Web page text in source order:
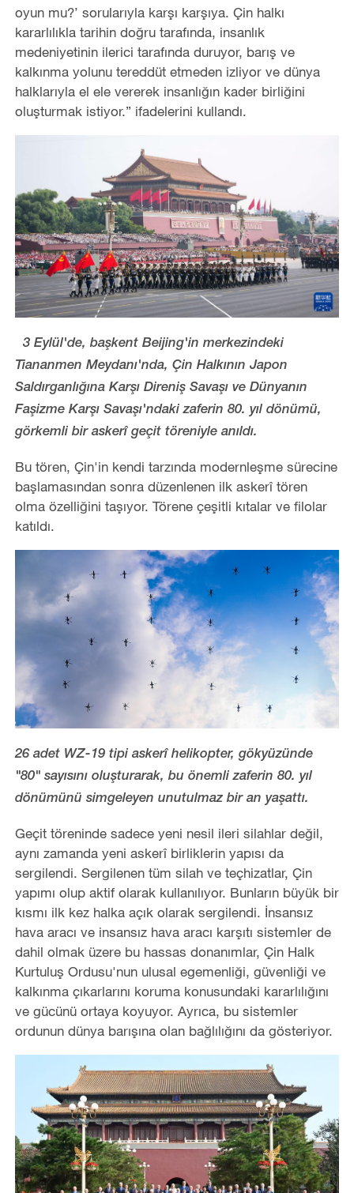
oyun mu?’ sorularıyla karşı karşıya. Çin halkı
kararlılıkla tarihin doğru tarafında, insanlık
medeniyetinin ilerici tarafında duruyor, barış ve
kalkınma yolunu tereddüt etmeden izliyor ve dünya
halklarıyla el ele vererek insanlığın kader birliğini
oluşturmak istiyor.” ifadelerini kullandı.
3 Eylül'de, başkent Beijing'in merkezindeki
Tiananmen Meydanı'nda, Çin Halkının Japon
Saldırganlığına Karşı Direniş Savaşı ve Dünyanın
Faşizme Karşı Savaşı'ndaki zaferin 80. yıl dönümü,
görkemli bir askerî geçit töreniyle anıldı.
Bu tören, Çin'in kendi tarzında modernleşme sürecine
başlamasından sonra düzenlenen ilk askerî tören
olma özelliğini taşıyor. Törene çeşitli kıtalar ve filolar
katıldı.
26 adet WZ-19 tipi askerî helikopter, gökyüzünde
"80" sayısını oluşturarak, bu önemli zaferin 80. yıl
dönümünü simgeleyen unutulmaz bir an yaşattı.
Geçit töreninde sadece yeni nesil ileri silahlar değil,
aynı zamanda yeni askerî birliklerin yapısı da
sergilendi. Sergilenen tüm silah ve teçhizatlar, Çin
yapımı olup aktif olarak kullanılıyor. Bunların büyük bir
kısmı ilk kez halka açık olarak sergilendi. İnsansız
hava aracı ve insansız hava aracı karşıtı sistemler de
dahil olmak üzere bu hassas donanımlar, Çin Halk
Kurtuluş Ordusu'nun ulusal egemenliği, güvenliği ve
kalkınma çıkarlarını koruma konusundaki kararlılığını
ve gücünü ortaya koyuyor. Ayrıca, bu sistemler
ordunun dünya barışına olan bağlılığını da gösteriyor.